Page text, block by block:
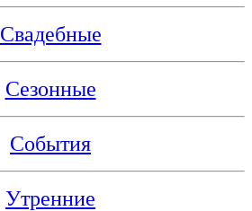
Свадебные
Сезонные
События
Утренние